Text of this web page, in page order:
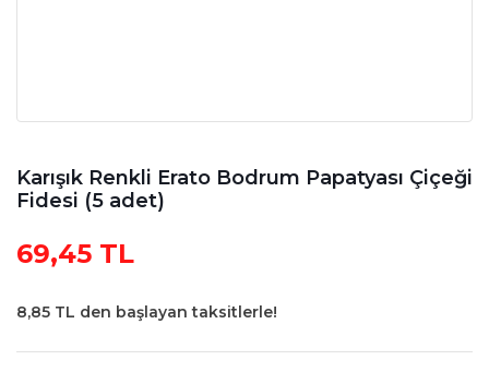
Karışık Renkli Erato Bodrum Papatyası Çiçeği
Fidesi (5 adet)
69,45 TL
8,85 TL den başlayan taksitlerle!